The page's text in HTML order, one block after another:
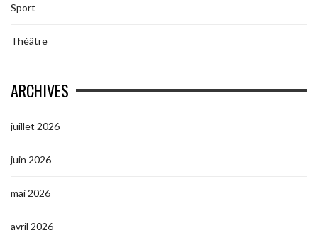
Sport
Théâtre
ARCHIVES
juillet 2026
juin 2026
mai 2026
avril 2026